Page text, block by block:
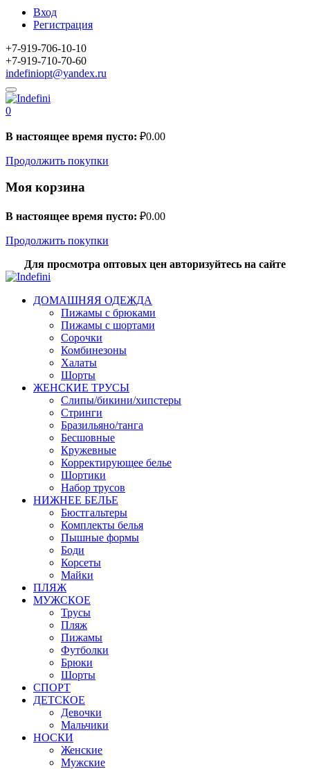
Вход
Регистрация
+7-919-706-10-10
+7-919-710-70-60
indefiniopt@yandex.ru
0
В настоящее время пусто: ₽0.00
Продолжить покупки
Моя корзина
В настоящее время пусто: ₽0.00
Продолжить покупки
Для просмотра оптовых цен авторизуйтесь на сайте
ДОМАШНЯЯ ОДЕЖДА
Пижамы с брюками
Пижамы с шортами
Сорочки
Комбинезоны
Халаты
Шорты
ЖЕНСКИЕ ТРУСЫ
Слипы/бикини/хипстеры
Стринги
Бразильяно/танга
Бесшовные
Кружевные
Корректирующее белье
Шортики
Набор трусов
НИЖНЕЕ БЕЛЬЕ
Бюстгальтеры
Комплекты белья
Пышные формы
Боди
Корсеты
Майки
ПЛЯЖ
МУЖСКОЕ
Трусы
Пляж
Пижамы
Футболки
Брюки
Шорты
СПОРТ
ДЕТСКОЕ
Девочки
Мальчики
НОСКИ
Женские
Мужские